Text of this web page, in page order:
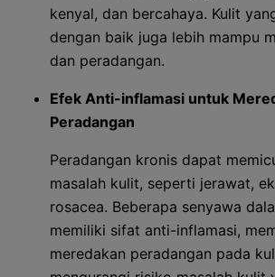
kenyal, dan bercahaya. Kulit
dengan baik juga lebih mampu
dan peradangan.
Efek Anti-inflamasi untuk
Peradangan
Peradangan kronis dapat
masalah kulit, seperti jerawat,
rosacea. Beberapa senyawa
memiliki sifat anti-inflamasi,
meredakan peradangan pada